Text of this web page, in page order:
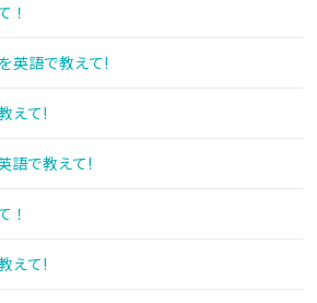
！
英語で教えて!
えて!
語で教えて!
！
えて!